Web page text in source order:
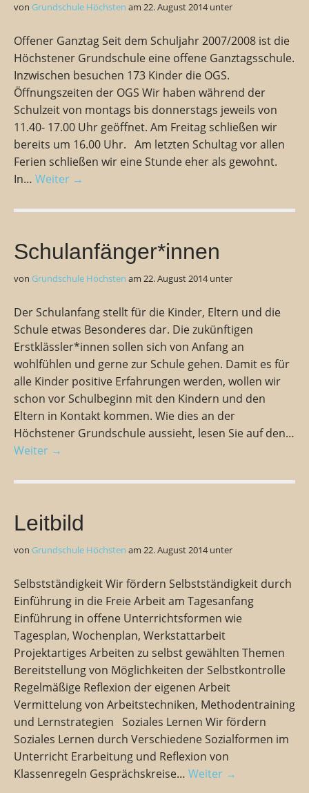
von Grundschule Höchsten am 22. August 2014unter
Offener Ganztag Seit dem Schuljahr 2007/2008 ist die
Höchstener Grundschule eine offene Ganztagsschule.
Inzwischen besuchen 173 Kinder die OGS.
Öffnungszeiten der OGS Wir haben während der
Schulzeit von montags bis donnerstags jeweils von
11.40- 17.00 Uhr geöffnet. Am Freitag schließen wir
bereits um 16.00 Uhr. Am letzten Schultag vor allen
Ferien schließen wir eine Stunde eher als gewohnt.
In… Weiter →
Schulanfänger*innen
von Grundschule Höchsten am 22. August 2014unter
Der Schulanfang stellt für die Kinder, Eltern und die
Schule etwas Besonderes dar. Die zukünftigen
Erstklässler*innen sollen sich von Anfang an
wohlfühlen und gerne zur Schule gehen. Damit es für
alle Kinder positive Erfahrungen werden, wollen wir
schon vor Schulbeginn mit den Kindern und den
Eltern in Kontakt kommen. Wie dies an der
Höchstener Grundschule aussieht, lesen Sie auf den…
Weiter →
Leitbild
von Grundschule Höchsten am 22. August 2014unter
Selbstständigkeit Wir fördern Selbstständigkeit durch
Einführung in die Freie Arbeit am Tagesanfang
Einführung in offene Unterrichtsformen wie
Tagesplan, Wochenplan, Werkstattarbeit
Projektartiges Arbeiten zu selbst gewählten Themen
Bereitstellung von Möglichkeiten der Selbstkontrolle
Regelmäßige Reflexion der eigenen Arbeit
Vermittelung von Arbeitstechniken, Methodentraining
und Lernstrategien Soziales Lernen Wir fördern
Soziales Lernen durch Verschiedene Sozialformen im
Unterricht Erarbeitung und Reflexion von
Klassenregeln Gesprächskreise… Weiter →